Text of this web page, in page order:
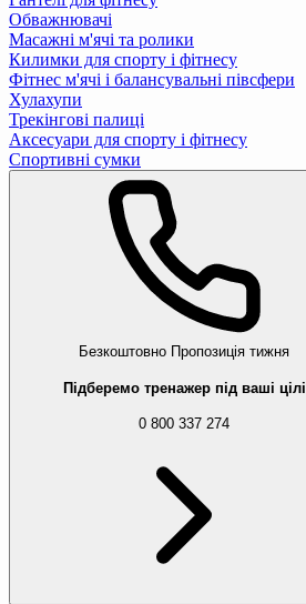
Обважнювачі
Масажні м'ячі та ролики
Килимки для спорту і фітнесу
Фітнес м'ячі і балансувальні півсфери
Хулахупи
Трекінгові палиці
Аксесуари для спорту і фітнесу
Спортивні сумки
Безкоштовно Пропозиція тижня
Підберемо тренажер під ваші цілі
0 800 337 274